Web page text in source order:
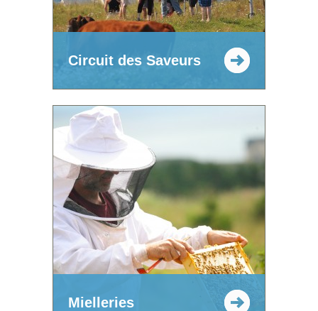
Circuit des Saveurs
Mielleries